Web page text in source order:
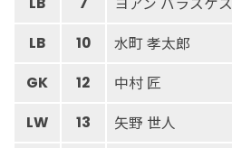
LB 10 水町 孝太郎
GK 12 中村 匠
LW 13 矢野 世人